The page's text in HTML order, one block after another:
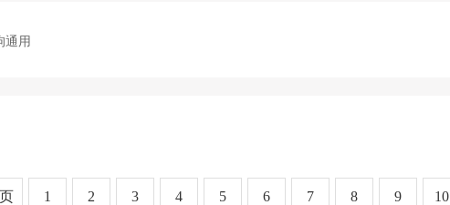
通用
1 2 3 4 5 6 7 8 9 10